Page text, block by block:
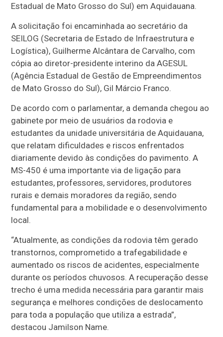
Estadual de Mato Grosso do Sul) em Aquidauana.
A solicitação foi encaminhada ao secretário da
SEILOG (Secretaria de Estado de Infraestrutura e
Logística), Guilherme Alcântara de Carvalho, com
cópia ao diretor-presidente interino da AGESUL
(Agência Estadual de Gestão de Empreendimentos
de Mato Grosso do Sul), Gil Márcio Franco.
De acordo com o parlamentar, a demanda chegou ao
gabinete por meio de usuários da rodovia e
estudantes da unidade universitária de Aquidauana,
que relatam dificuldades e riscos enfrentados
diariamente devido às condições do pavimento. A
MS-450 é uma importante via de ligação para
estudantes, professores, servidores, produtores
rurais e demais moradores da região, sendo
fundamental para a mobilidade e o desenvolvimento
local.
“Atualmente, as condições da rodovia têm gerado
transtornos, comprometido a trafegabilidade e
aumentado os riscos de acidentes, especialmente
durante os períodos chuvosos. A recuperação desse
trecho é uma medida necessária para garantir mais
segurança e melhores condições de deslocamento
para toda a população que utiliza a estrada”,
destacou Jamilson Name.